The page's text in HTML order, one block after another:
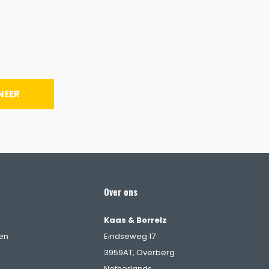
Over ons
Kaas & Borrelz
Eindseweg 17
3959AT, Overberg